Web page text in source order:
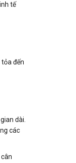
tế
đến
dài.
các